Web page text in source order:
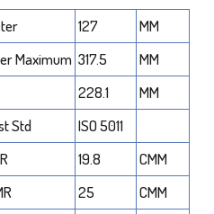
127
MM
Maximum 317.5
MM
228.1
MM
Std
ISO 5011
19.8
CMM
25
CMM